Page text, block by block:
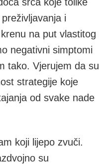
i
na put vlastitog
negativni simptomi
tako. Vjerujem da su
strategije koje
od svake nade
koji lijepo zvuči.
su